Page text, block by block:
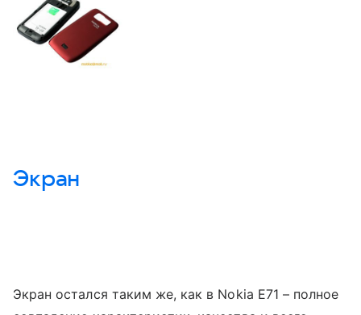
Экран
Экран остался таким же, как в Nokia E71 – полное